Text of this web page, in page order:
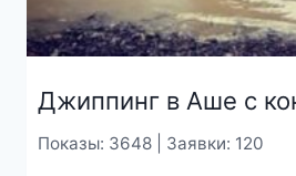
Джиппинг в Аше с
Показы: 3648 | Заявки: 120